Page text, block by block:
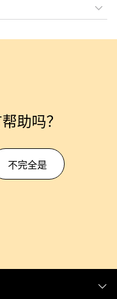
助吗？
不完全是